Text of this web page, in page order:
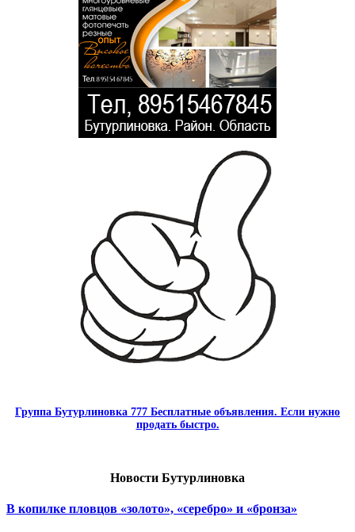
Группа Бутурлиновка 777 Бесплатные объявления. Если нужно
продать быстро.
Новости Бутурлиновка
В копилке пловцов «золото», «серебро» и «бронза»